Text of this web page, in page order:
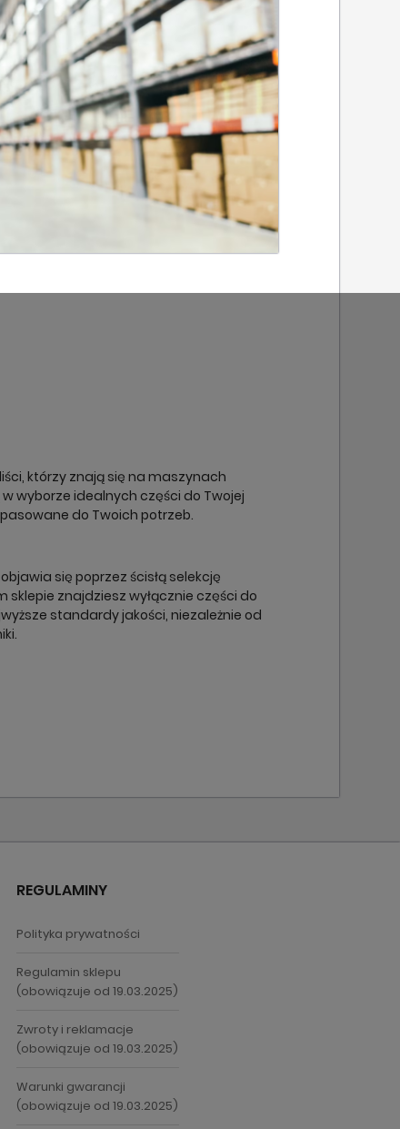
którzy znają się na maszynach
w wyborze idealnych części do Twojej
do Twoich potrzeb.
się poprzez ścisłą selekcję
znajdziesz wyłącznie części do
standardy jakości, niezależnie od
REGULAMINY
Polityka prywatności
Regulamin sklepu
(obowiązuje od 19.03.2025)
Zwroty i reklamacje
(obowiązuje od 19.03.2025)
Warunki gwarancji
(obowiązuje od 19.03.2025)